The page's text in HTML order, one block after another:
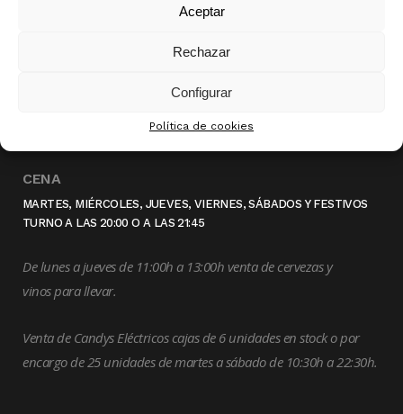
Aceptar
Rechazar
Configurar
Política de cookies
HORARIOS (MARTES A SÁBADO)
VIERNES, SÁBADOS Y FESTIVOS TURNO A LAS 13:30 0 A LAS 15:15
CENA
MARTES, MIÉRCOLES, JUEVES, VIERNES, SÁBADOS Y FESTIVOS
TURNO A LAS 20:00 O A LAS 21:45
De lunes a jueves de 11:00h a 13:00h venta de cervezas y
vinos para llevar.
Venta de Candys Eléctricos cajas de 6 unidades en stock o por
encargo de 25 unidades de martes a sábado de 10:30h a 22:30h.